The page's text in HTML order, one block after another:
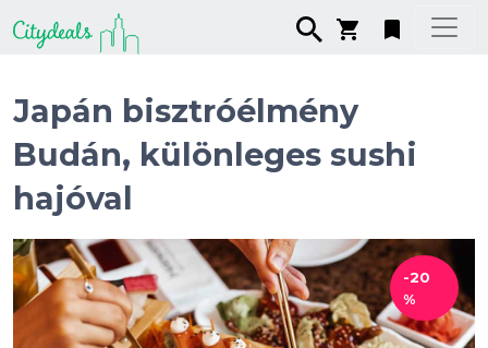
Japán bisztróélmény
Budán, különleges sushi
hajóval
-20
%